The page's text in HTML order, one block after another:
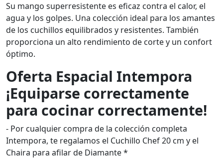
Su mango superresistente es eficaz contra el calor, el
agua y los golpes. Una colección ideal para los amantes
de los cuchillos equilibrados y resistentes. También
proporciona un alto rendimiento de corte y un confort
óptimo.
Oferta Espacial Intempora
¡Equiparse correctamente
para cocinar correctamente!
- Por cualquier compra de la colección completa
Intempora, te regalamos el Cuchillo Chef 20 cm y el
Chaira para afilar de Diamante *